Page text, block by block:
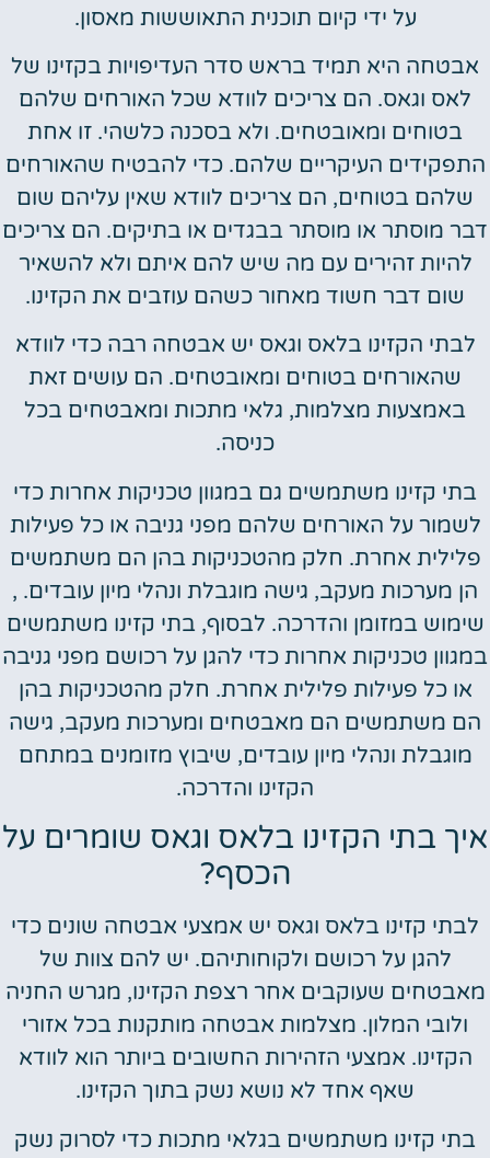
על ידי קיום תוכנית התאוששות מאסון.
אבטחה היא תמיד בראש סדר העדיפויות בקזינו של
לאס וגאס. הם צריכים לוודא שכל האורחים שלהם
בטוחים ומאובטחים. ולא בסכנה כלשהי. זו אחת
התפקידים העיקריים שלהם. כדי להבטיח שהאורחים
שלהם בטוחים, הם צריכים לוודא שאין עליהם שום
דבר מוסתר או מוסתר בבגדים או בתיקים. הם צריכים
להיות זהירים עם מה שיש להם איתם ולא להשאיר
שום דבר חשוד מאחור כשהם עוזבים את הקזינו.
לבתי הקזינו בלאס וגאס יש אבטחה רבה כדי לוודא
שהאורחים בטוחים ומאובטחים. הם עושים זאת
באמצעות מצלמות, גלאי מתכות ומאבטחים בכל
כניסה.
בתי קזינו משתמשים גם במגוון טכניקות אחרות כדי
לשמור על האורחים שלהם מפני גניבה או כל פעילות
פלילית אחרת. חלק מהטכניקות בהן הם משתמשים
הן מערכות מעקב, גישה מוגבלת ונהלי מיון עובדים. ,
שימוש במזומן והדרכה. לבסוף, בתי קזינו משתמשים
במגוון טכניקות אחרות כדי להגן על רכושם מפני גניבה
או כל פעילות פלילית אחרת. חלק מהטכניקות בהן
הם משתמשים הם מאבטחים ומערכות מעקב, גישה
מוגבלת ונהלי מיון עובדים, שיבוץ מזומנים במתחם
הקזינו והדרכה.
איך בתי הקזינו בלאס וגאס שומרים על
הכסף?
לבתי קזינו בלאס וגאס יש אמצעי אבטחה שונים כדי
להגן על רכושם ולקוחותיהם. יש להם צוות של
מאבטחים שעוקבים אחר רצפת הקזינו, מגרש החניה
ולובי המלון. מצלמות אבטחה מותקנות בכל אזורי
הקזינו. אמצעי הזהירות החשובים ביותר הוא לוודא
שאף אחד לא נושא נשק בתוך הקזינו.
בתי קזינו משתמשים בגלאי מתכות כדי לסרוק נשק